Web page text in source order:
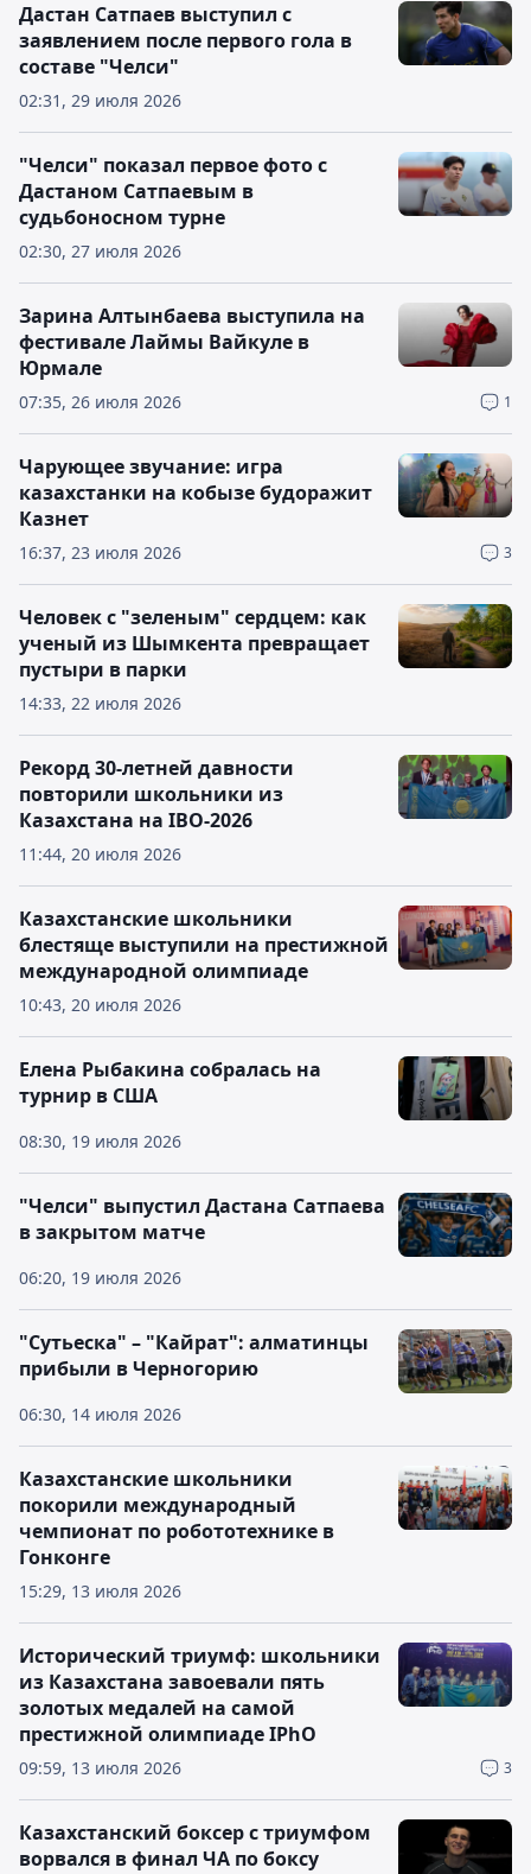
02:31, 29 июля 2026
Дастан Сатпаев выступил с
заявлением после первого гола в
составе "Челси"
02:30, 27 июля 2026
"Челси" показал первое фото с
Дастаном Сатпаевым в
судьбоносном турне
07:35, 26 июля 2026 1
Зарина Алтынбаева выступила на
фестивале Лаймы Вайкуле в
Юрмале
16:37, 23 июля 2026 3
Чарующее звучание: игра
казахстанки на кобызе будоражит
Казнет
14:33, 22 июля 2026
Человек с "зеленым" сердцем: как
ученый из Шымкента превращает
пустыри в парки
11:44, 20 июля 2026
Рекорд 30-летней давности
повторили школьники из
Казахстана на IBO-2026
10:43, 20 июля 2026
Казахстанские школьники
блестяще выступили на престижной
международной олимпиаде
08:30, 19 июля 2026
Елена Рыбакина собралась на
турнир в США
06:20, 19 июля 2026
"Челси" выпустил Дастана Сатпаева
в закрытом матче
06:30, 14 июля 2026
"Сутьеска" – "Кайрат": алматинцы
прибыли в Черногорию
15:29, 13 июля 2026
Казахстанские школьники
покорили международный
чемпионат по робототехнике в
Гонконге
09:59, 13 июля 2026 3
Исторический триумф: школьники
из Казахстана завоевали пять
золотых медалей на самой
престижной олимпиаде IPhO
Казахстанский боксер с триумфом
ворвался в финал ЧА по боксу